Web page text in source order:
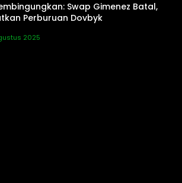
Swap Gimenez Batal,
Perburuan Dovbyk
2025